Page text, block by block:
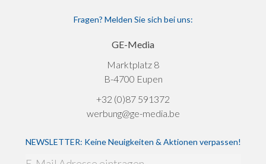
Fragen? Melden Sie sich bei uns:
GE-Media
Marktplatz 8
B-4700 Eupen
+32 (0)87 591372
werbung@ge-media.be
NEWSLETTER: Keine Neuigkeiten & Aktionen verpassen!